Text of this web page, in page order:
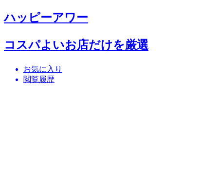
ハッピーアワー
コスパよいお店だけを厳選
お気に入り
閲覧履歴